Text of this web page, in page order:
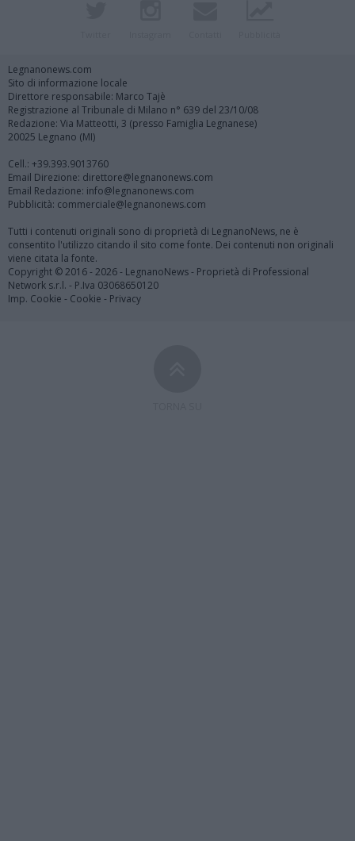
Legnanonews.com
Sito di informazione locale
Direttore responsabile: Marco Tajè
Registrazione al Tribunale di Milano n° 639 del 23/10/08
Redazione: Via Matteotti, 3 (presso Famiglia Legnanese)
20025 Legnano (MI)
Cell.: +39.393.9013760
Email Direzione: direttore@legnanonews.com
Email Redazione: info@legnanonews.com
Pubblicità: commerciale@legnanonews.com
Tutti i contenuti originali sono di proprietà di LegnanoNews, ne è
consentito l'utilizzo citando il sito come fonte. Dei contenuti non originali
viene citata la fonte.
Copyright © 2016 - 2026 - LegnanoNews - Proprietà di Professional
Network s.r.l. - P.Iva 03068650120
Imp. Cookie - Cookie - Privacy